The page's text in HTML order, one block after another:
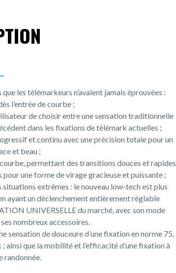
les télémarkeurs n’avaient jamais éprouvées :
l’entrée de courbe ;
de choisir entre une sensation traditionnelle
dans les fixations de télémark actuelles ;
et continu avec une précision totale pour un
et beau ;
permettant des transitions douces et rapides
une forme de virage gracieuse et puissante ;
extrêmes : le nouveau low-tech est plus
ayant un déclenchement entièrement réglable
UNIVERSELLE du marché, avec son mode
nombreux accessoires.
sensation de douceure d’une fixation en norme 75,
ainsi que la mobilité et l’efficacité d’une fixation à
randonnée.